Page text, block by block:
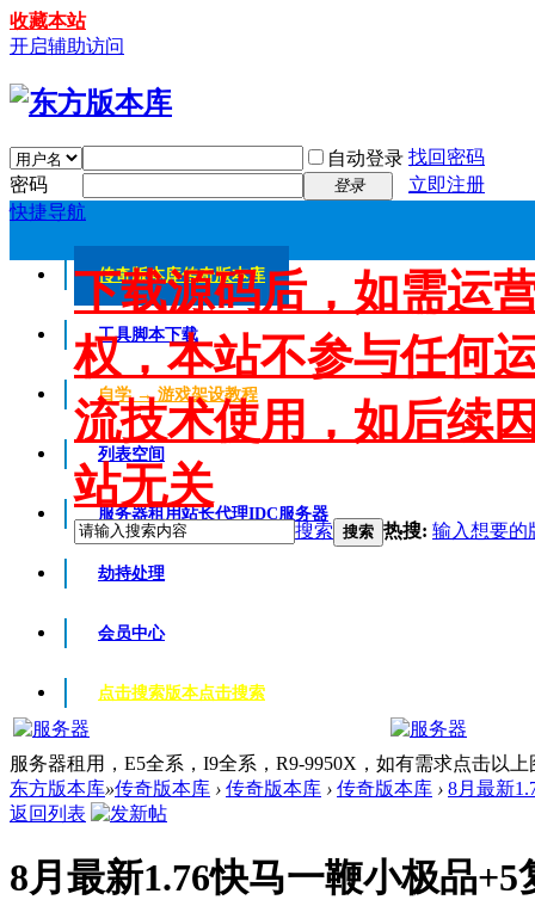
收藏本站
开启辅助访问
自动登录 找回密码
密码
登录
立即注册
快捷导航
传奇版本库传奇版本库
工具脚本下载
自学 → 游戏架设教程
列表空间
服务器租用站长代理IDC服务器
劫持处理
会员中心
点击搜索版本点击搜索
下载源码后，如需运
权，本站不参与任何
流技术使用，如后续
站无关
搜索 搜索 热搜: 输入想要的
服务器租用，E5全系，I9全系，R9-9950X，如有需求点击以
东方版本库»传奇版本库 › 传奇版本库 › 传奇版本库 › 8月最新
返回列表
8月最新1.76快马一鞭小极品